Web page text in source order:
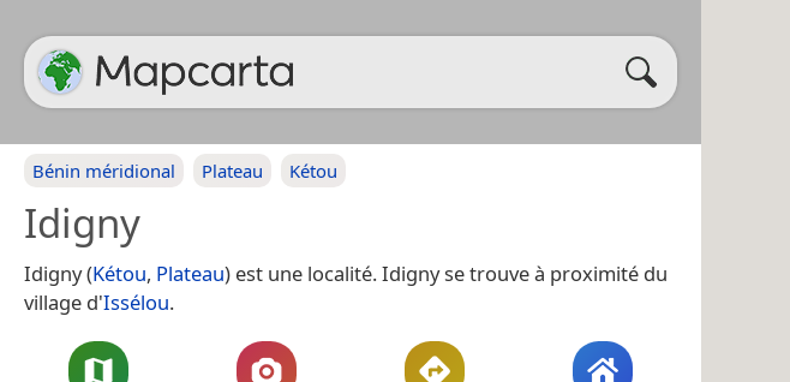
Bénin méridional Plateau Kétou
Idigny
Idigny (Kétou, Plateau) est une localité. Idigny se trouve à proximité du
village d'Issélou.